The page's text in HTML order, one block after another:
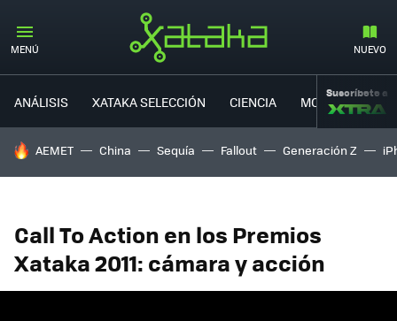
MENÚ NUEVO
ANÁLISIS XATAKA SELECCIÓN CIENCIA MOVILIDAD
Suscríbete a
HOY SE HABLA DE
AEMET China Sequía Fallout Generación Z
Call To Action en los Premios
Xataka 2011: cámara y acción